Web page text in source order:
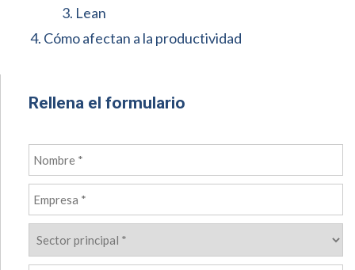
Lean
Cómo afectan a la productividad
Rellena el formulario